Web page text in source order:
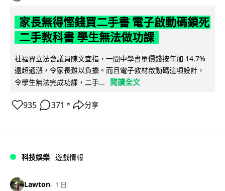
家長無得慳錢買二手書 電子啟動碼鎖死
二手教科書 學生無法做功課
社福界立法會議員陳文宜指，一間中學書單價錢按年加 14.7%
遠超通漲，令家長難以負擔。而且電子教材啟動碼這項設計，
令學生無法完成功課，二手...
閱讀全文
935 371 ↗ 分享
科技娛樂 遊戲情報
Lawton 1 日